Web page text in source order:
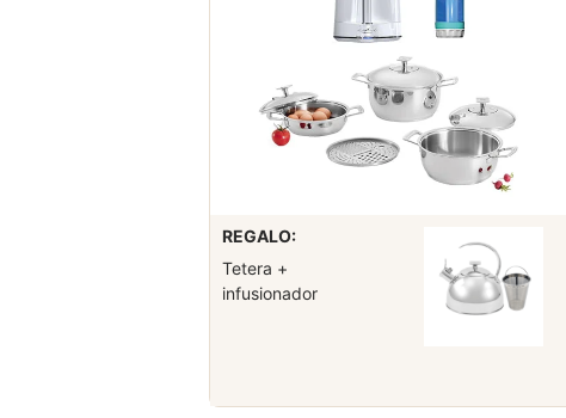
REGALO:
Tetera +
infusionador